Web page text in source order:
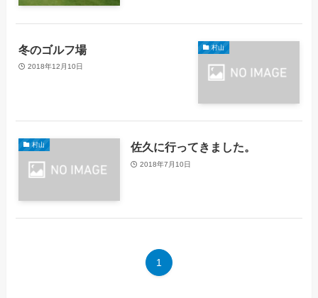
村山
冬のゴルフ場
2018年12月10日
村山 佐久に行ってきました。
2018年7月10日
1